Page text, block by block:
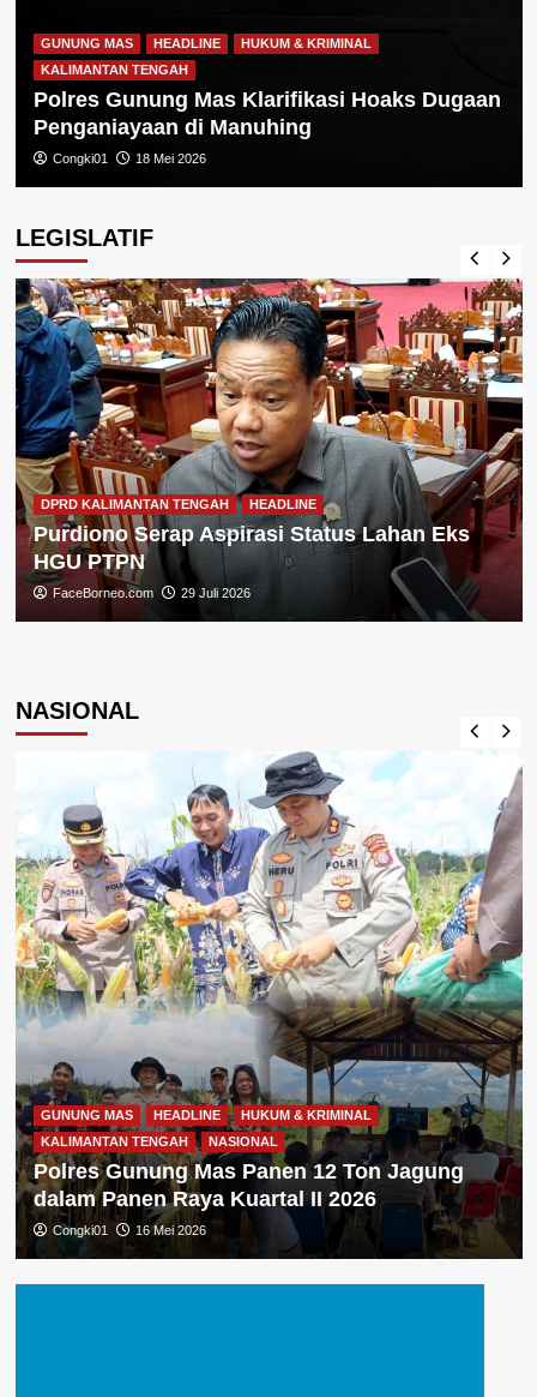
GUNUNG MAS HEADLINE
HUKUM & KRIMINAL
KALIMANTAN TENGAH
Polres Gunung Mas Klarifikasi Hoaks Dugaan
Penganiayaan di Manuhing
Congki01 18 Mei 2026
LEGISLATIF
DPRD KALIMANTAN TENGAH HEADLINE
Purdiono Serap Aspirasi Status Lahan Eks
HGU PTPN
FaceBorneo.com 29 Juli 2026
NASIONAL
GUNUNG MAS HEADLINE
HUKUM & KRIMINAL
KALIMANTAN TENGAH
NASIONAL
Polres Gunung Mas Panen 12 Ton Jagung
dalam Panen Raya Kuartal II 2026
Congki01 16 Mei 2026